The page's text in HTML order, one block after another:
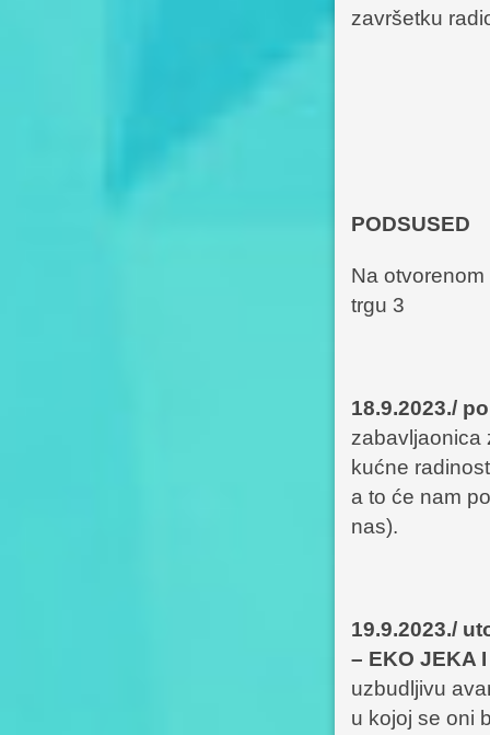
završetku
PODSUSED
Na
trgu 3
18.9.2023./
zabavljaonica
kućne
a to će nam
nas).
19.9.2023./
– EKO JEKA
uzbudljivu
u kojoj se oni